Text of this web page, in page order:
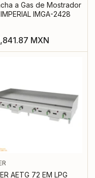
a Gas de Mostrador
IMGA-2428
MXN
AETG 72 EM LPG